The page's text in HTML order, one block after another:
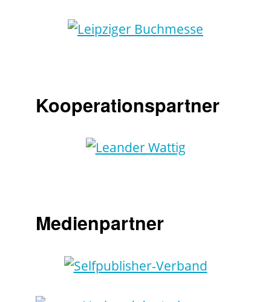
Kooperationspartner
Medienpartner